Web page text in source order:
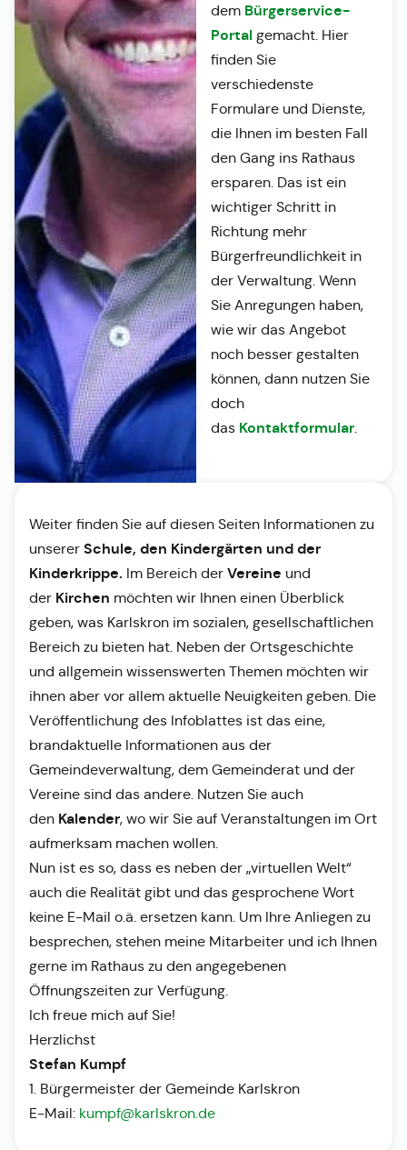
dem Bürgerservice-
Portalgemacht. Hier
finden Sie
verschiedenste
Formulare und Dienste,
die Ihnen im besten Fall
den Gang ins Rathaus
ersparen. Das ist ein
wichtiger Schritt in
Richtung mehr
Bürgerfreundlichkeit in
der Verwaltung. Wenn
Sie Anregungen haben,
wie wir das Angebot
noch besser gestalten
können, dann nutzen Sie
doch
das Kontaktformular.
Weiter finden Sie auf diesen Seiten Informationen zu
unserer Schule, den Kindergärten und der
Kinderkrippe. Im Bereich der Vereine und
der Kirchen möchten wir Ihnen einen Überblick
geben, was Karlskron im sozialen, gesellschaftlichen
Bereich zu bieten hat. Neben der Ortsgeschichte
und allgemein wissenswerten Themen möchten wir
ihnen aber vor allem aktuelle Neuigkeiten geben. Die
Veröffentlichung des Infoblattes ist das eine,
brandaktuelle Informationen aus der
Gemeindeverwaltung, dem Gemeinderat und der
Vereine sind das andere. Nutzen Sie auch
den Kalender, wo wir Sie auf Veranstaltungen im Ort
aufmerksam machen wollen.
Nun ist es so, dass es neben der „virtuellen Welt“
auch die Realität gibt und das gesprochene Wort
keine E-Mail o.ä. ersetzen kann. Um Ihre Anliegen zu
besprechen, stehen meine Mitarbeiter und ich Ihnen
gerne im Rathaus zu den angegebenen
Öffnungszeiten zur Verfügung.
Ich freue mich auf Sie!
Herzlichst
Stefan Kumpf
1. Bürgermeister der Gemeinde Karlskron
E-Mail: kumpf@karlskron.de